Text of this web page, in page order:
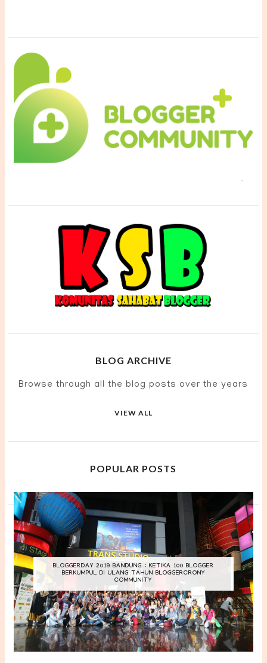
BLOG ARCHIVE
Browse through all the blog posts over the years
VIEW ALL
POPULAR POSTS
BLOGGERDAY 2019 BANDUNG : KETIKA 100 BLOGGER
BERKUMPUL DI ULANG TAHUN BLOGGERCRONY
COMMUNITY